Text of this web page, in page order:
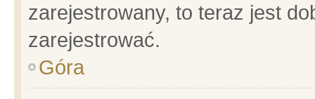
zarejestrowany, to teraz jest
zarejestrować.
Góra